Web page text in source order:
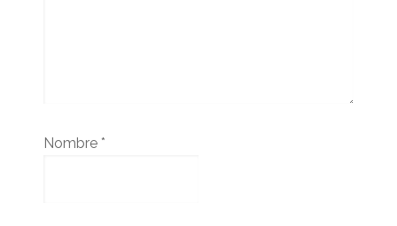
Nombre *